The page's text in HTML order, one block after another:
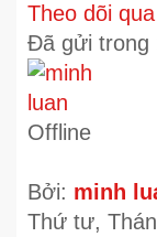
Theo dõi qua
Đã gửi trong
Offline
Bởi: minh
Thứ tư,